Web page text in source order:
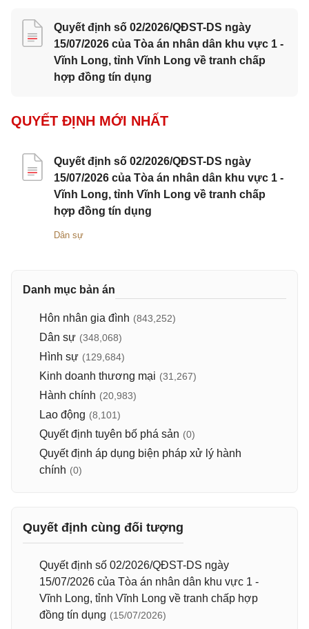
Quyết định số 02/2026/QĐST-DS ngày
15/07/2026 của Tòa án nhân dân khu vực 1 -
Vĩnh Long, tỉnh Vĩnh Long về tranh chấp
hợp đồng tín dụng
QUYẾT ĐỊNH MỚI NHẤT
Quyết định số 02/2026/QĐST-DS ngày
15/07/2026 của Tòa án nhân dân khu vực 1 -
Vĩnh Long, tỉnh Vĩnh Long về tranh chấp
hợp đồng tín dụng
Dân sự
Danh mục bản án
Hôn nhân gia đình (843,252)
Dân sự (348,068)
Hình sự (129,684)
Kinh doanh thương mại (31,267)
Hành chính (20,983)
Lao động (8,101)
Quyết định tuyên bố phá sản (0)
Quyết định áp dụng biện pháp xử lý hành
chính (0)
Quyết định cùng đối tượng
Quyết định số 02/2026/QĐST-DS ngày
15/07/2026 của Tòa án nhân dân khu vực 1 -
Vĩnh Long, tỉnh Vĩnh Long về tranh chấp hợp
đồng tín dụng (15/07/2026)